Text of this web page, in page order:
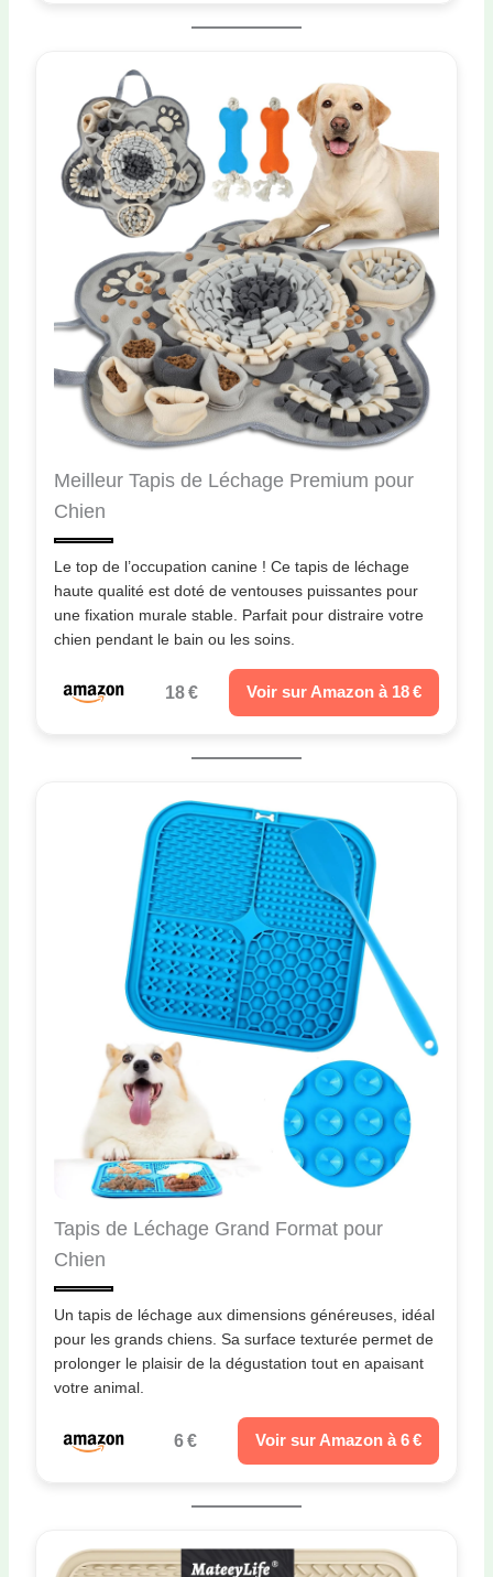
Meilleur Tapis de Léchage Premium pour
Chien
Le top de l’occupation canine ! Ce tapis de léchage
haute qualité est doté de ventouses puissantes pour
une fixation murale stable. Parfait pour distraire votre
chien pendant le bain ou les soins.
18 € Voir sur Amazon à 18 €
Tapis de Léchage Grand Format pour
Chien
Un tapis de léchage aux dimensions généreuses, idéal
pour les grands chiens. Sa surface texturée permet de
prolonger le plaisir de la dégustation tout en apaisant
votre animal.
6 € Voir sur Amazon à 6 €